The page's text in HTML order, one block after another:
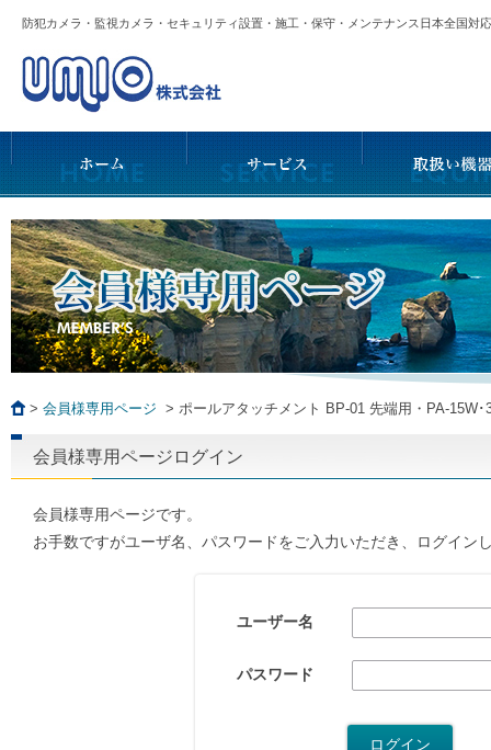
防犯カメラ・監視カメラ・セキュリティ設置・施工・保守・メンテナンス日本全国
> 会員様専用ページ > ポールアタッチメント BP-01 先端用・PA-15W･
会員様専用ページログイン
会員様専用ページです。
お手数ですがユーザ名、パスワードをご入力いただき、ログイン
ユーザー名
パスワード